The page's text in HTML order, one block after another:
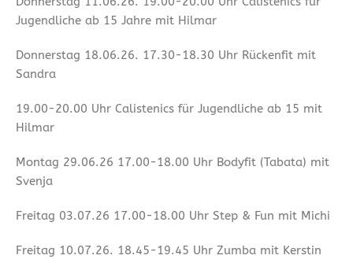
Jugendliche ab 15 Jahre mit Hilmar
Donnerstag 18.06.26. 17.30-18.30 Uhr Rückenfit mit
Sandra
19.00-20.00 Uhr Calistenics für Jugendliche ab 15 mit
Hilmar
Montag 29.06.26 17.00-18.00 Uhr Bodyfit (Tabata) mit
Svenja
Freitag 03.07.26 17.00-18.00 Uhr Step & Fun mit Michi
Freitag 10.07.26. 18.45-19.45 Uhr Zumba mit Kerstin